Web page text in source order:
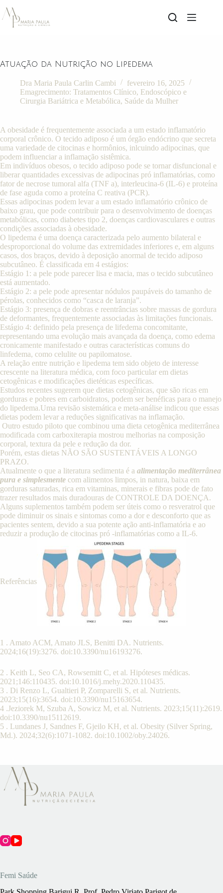
Atuação da Nutrição no Lipedema
Dra Maria Paula Carlin Cambi
fevereiro 16, 2025
Emagrecimento: Tratamentos Clínico, Endoscópico e
Cirurgia Bariátrica e Metabólica, Saúde da Mulher
A obesidade é frequentemente associada a um estado inflamatório
corporal crônico. O tecido adiposo é um órgão endócrino que secreta
uma variedade de citocinas e hormônios, inlcuindo adipocinas, que
podem influenciar a inflamação sistêmica.
Em indivíduos obesos, o tecido adiposo pode se tornar disfuncional e
liberar quantidades excessivas de adipocinas pró inflamatórias, como
fator de necrose tumoral alfa (TNF a), interleucina-6 (IL-6) e proteína
de fase aguda como a proteína C reativa (PCR).
Essas adipocinas podem levar a um estado inflamatório crônico de
baixo grau, que pode contribuir para o desenvolvimento de doenças
metabólicas, como diabetes tipo 2, doenças cardiovasculares e outras
condições associadas à obesidade.
O lipedema é uma doença caracterizada pelo aumento bilateral e
desproporcional do volume das extremidades inferiores e, em alguns
casos, dos braços, devido à deposição anormal de tecido adiposo
subcutâneo. É classificada em 4 estágios:
Estágio 1: a pele pode parecer lisa e macia, mas o tecido subcutâneo
está aumentado.
Estágio 2: a pele pode apresentar nódulos paupáveis do tamanho de
pérolas, conhecidos como “casca de laranja”.
Estágio 3: presença de dobras e reentrâncias sobre massas de gordura
de deformantes, frequentemente associadas às limitações funcionais.
Estágio 4: definido pela presença de lifedema concomitante,
representando uma evolução mais avançada da doença, como edema
cronicamente manifestado e outras características comuns do
linfedema, como celulite ou papilomatose.
A relação entre nutrição e lipedema tem sido objeto de interesse
crescente na literatura médica, com foco particular em dietas
cetogênicas e modificações dietéticas específicas.
Estudos recentes sugerem que dietas cetogênicas, que são ricas em
gorduras e pobres em carboidratos, podem ser benéficas para o manejo
do lipedema.Uma revisão sistemática e meta-análise indicou que essas
dietas podem levar a reduções significativas na inflamação.
Outro estudo piloto que combinou uma dieta cetogênica mediterrânea
modificada com carboxiterapia mostrou melhorias na composição
corporal, textura da pele e redução da dor.
Porém, estas dietas NÃO SÃO SUSTENTÁVEIS A LONGO
PRAZO.
Atualmente o que a literatura sedimenta é a alimentação mediterrânea
pura e simplesmente com alimentos limpos, in natura, baixa em
gorduras saturadas, rica em vitaminas, minerais e fibras pode de fato
trazer resultados mais duradouras de CONTROLE DA DOENÇA.
Alguns suplementos também podem ser úteis como o resveratrol que
pode diminuir os sinais e sintomas como a dor e desconforto que as
pacientes sentem, devido a sua potente ação anti-inflamatória e ao
reduzir a produção de citocinas pró -inflamatórias como a IL-6.
Referências
1 . Amato ACM, Amato JLS, Benitti DA. Nutrients.
2024;16(19):3276. doi:10.3390/nu16193276.
2 . Keith L, Seo CA, Rowsemitt C, et al. Hipóteses médicas.
2021;146:110435. doi:10.1016/j.mehy.2020.110435.
3 . Di Renzo L, Gualtieri P, Zomparelli S, et al. Nutrients.
2023;15(16):3654. doi:10.3390/nu15163654.
4 .Jeziorek M, Szuba A, Sowicz M, et al. Nutrients. 2023;15(11):2619.
doi:10.3390/nu15112619.
5 . Lundanes J, Sandnes F, Gjeilo KH, et al. Obesity (Silver Spring,
Md.). 2024;32(6):1071-1082. doi:10.1002/oby.24026.
Femi Saúde